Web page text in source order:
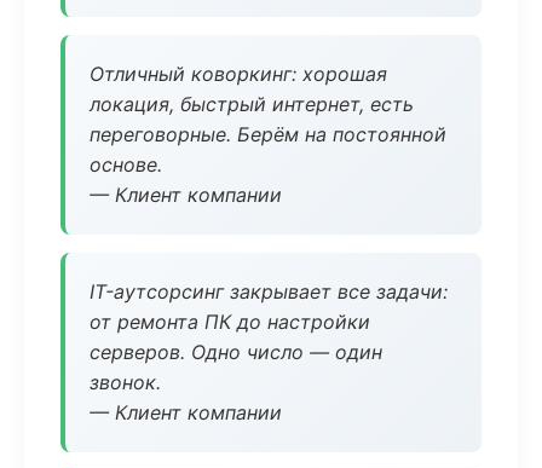
Отличный коворкинг: хорошая
локация, быстрый интернет, есть
переговорные. Берём на постоянной
основе.
— Клиент компании
IT-аутсорсинг закрывает все задачи:
от ремонта ПК до настройки
серверов. Одно число — один
звонок.
— Клиент компании